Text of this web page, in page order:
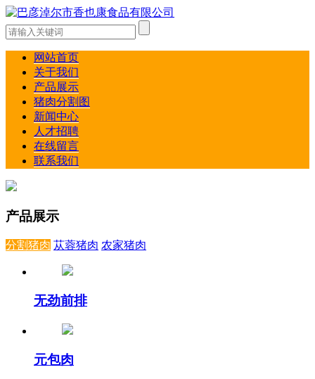
网站首页
关于我们
产品展示
猪肉分割图
新闻中心
人才招聘
在线留言
联系我们
产品展示
分割猪肉 苁蓉猪肉 农家猪肉
无劲前排
元包肉